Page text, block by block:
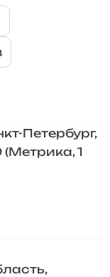
Петербург,
1